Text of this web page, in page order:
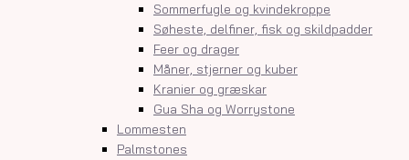
Sommerfugle og kvindekroppe
Søheste, delfiner, fisk og skildpadder
Feer og drager
Måner, stjerner og kuber
Kranier og græskar
Gua Sha og Worrystone
Lommesten
Palmstones